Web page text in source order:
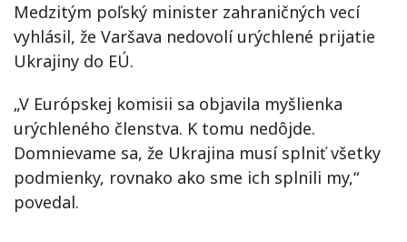
Medzitým poľský minister zahraničných vecí
vyhlásil, že Varšava nedovolí urýchlené prijatie
Ukrajiny do EÚ.
„V Európskej komisii sa objavila myšlienka
urýchleného členstva. K tomu nedôjde.
Domnievame sa, že Ukrajina musí splniť všetky
podmienky, rovnako ako sme ich splnili my,“
povedal.